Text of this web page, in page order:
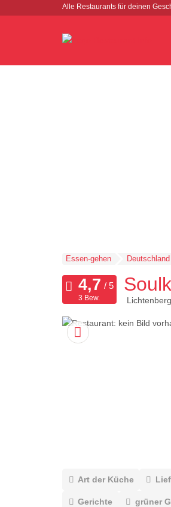
Alle Restaurants für deinen
Essen-gehen Deutschland
3 Bew.
Art der Küche
Gerichte grüner